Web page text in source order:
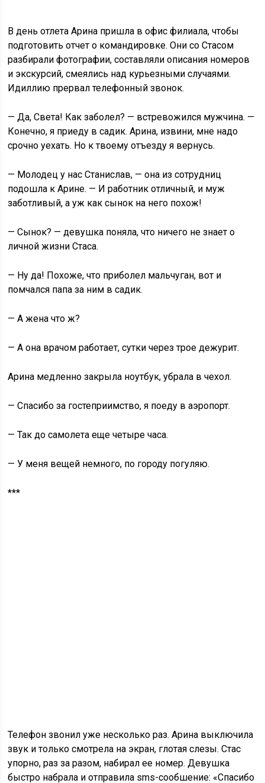
В день отлета Арина пришла в офис филиала, чтобы
подготовить отчет о командировке. Они со Стасом
разбирали фотографии, составляли описания номеров
и экскурсий, смеялись над курьезными случаями.
Идиллию прервал телефонный звонок.
— Да, Света! Как заболел? — встревожился мужчина. —
Конечно, я приеду в садик. Арина, извини, мне надо
срочно уехать. Но к твоему отъезду я вернусь.
— Молодец у нас Станислав, — она из сотрудниц
подошла к Арине. — И работник отличный, и муж
заботливый, а уж как сынок на него похож!
— Сынок? — девушка поняла, что ничего не знает о
личной жизни Стаса.
— Ну да! Похоже, что приболел мальчуган, вот и
помчался папа за ним в садик.
— А жена что ж?
— А она врачом работает, сутки через трое дежурит.
Арина медленно закрыла ноутбук, убрала в чехол.
— Спасибо за гостеприимство, я поеду в аэропорт.
— Так до самолета еще четыре часа.
— У меня вещей немного, по городу погуляю.
***
Телефон звонил уже несколько раз. Арина выключила
звук и только смотрела на экран, глотая слезы. Стас
упорно, раз за разом, набирал ее номер. Девушка
быстро набрала и отправила sms-сообшение: «Спасибо